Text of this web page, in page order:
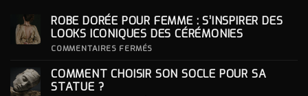
ROBE DORÉE POUR FEMME : S’INSPIRER DES
LOOKS ICONIQUES DES CÉRÉMONIES
COMMENTAIRES FERMÉS
POUR
COMMENT CHOISIR SON SOCLE POUR SA
STATUE ?